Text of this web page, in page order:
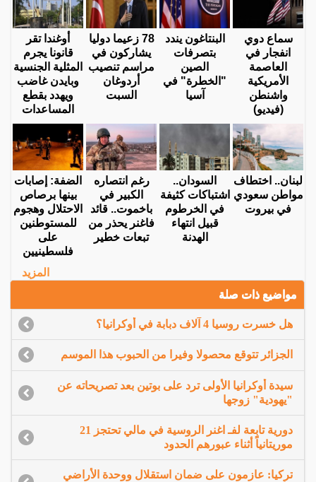
سماع دوي
انفجار في
العاصمة
الأمريكية
واشنطن
(فيديو)
البنتاغون يندد
بتصرفات
الصين
"الخطرة" في
آسيا
78 زعيما دوليا
يشاركون في
مراسم تنصيب
أردوغان
السبت
أوغندا تقر
قانونا يجرم
المثلية الجنسية
وبايدن غاضب
ويهدد بقطع
المساعدات
لبنان.. اختطاف
مواطن سعودي
في بيروت
السودان..
اشتباكات كثيفة
في الخرطوم
قبيل انتهاء
الهدنة
رغم انتصاره
الكبير في
باخموت.. قائد
فاغنر يحذر من
تبعات خطير
الضفة: إصابات
بينها برصاص
الاحتلال وهجوم
للمستوطنين
على
فلسطينيين
المزيد
مواضيع ذات صلة
هل خسرت روسيا 4 آلاف دبابة في أوكرانيا؟
الجزائر تتوقع محصولا وفيرا من الحبوب هذا الموسم
سيدة أوكرانيا الأولى ترد على بوتين بعد تصريحاته عن
"يهودية" زوجها
دورية تابعة لفـ اغنر الروسية في مالي تحتجز 21
موريتانياً أثناء عبورهم الحدود
تركيا: عازمون على ضمان استقلال ووحدة الأراضي